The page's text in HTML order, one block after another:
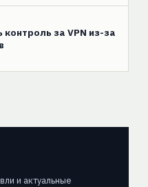
контроль за VPN из-за
и актуальные